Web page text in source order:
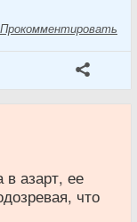
Прокомментировать
в азарт, ее
что